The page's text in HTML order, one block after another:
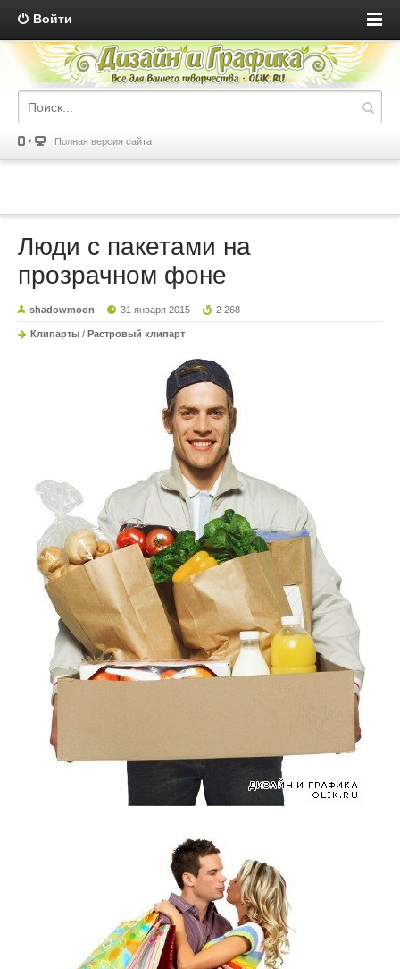
Войти
Полная версия сайта
Люди с пакетами на
прозрачном фоне
shadowmoon 31 января 2015 2 268
Клипарты / Растровый клипарт